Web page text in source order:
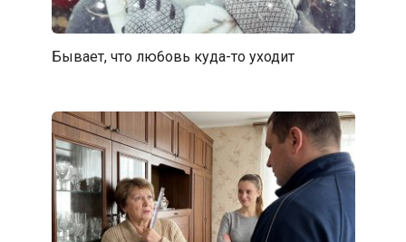
Бывает, что лю6oвь куда-то уходит